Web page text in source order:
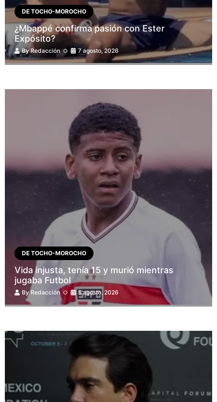
DE TOCHO-MOROCHO
¿Mbappé confirma pasión con Ester
Expósito?
ByRedacción 7 agosto, 2026
DE TOCHO-MOROCHO
Vida injusta, tenía 15 y murió mientras
jugaba Futbol
ByRedacción 5 agosto, 2026